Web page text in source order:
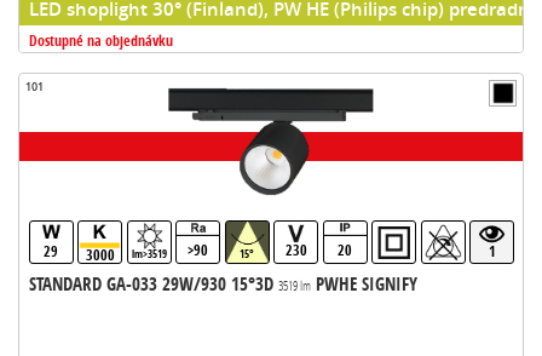
LED shoplight 30° (Finland), PW HE (Philips chip)
Dostupné na objednávku
101
29 3000 lm>3519 >90 15° 230 20 1
STANDARD GA-033 29W/930 15°3D 3519 lmPWHE SIGNIFY